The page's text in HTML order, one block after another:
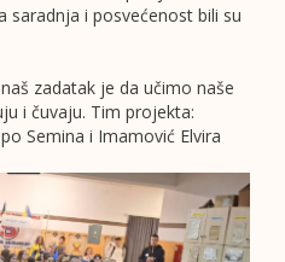
saradnja i posvećenost bili su
zadatak je da učimo naše
i čuvaju. Tim projekta:
Semina i Imamović Elvira